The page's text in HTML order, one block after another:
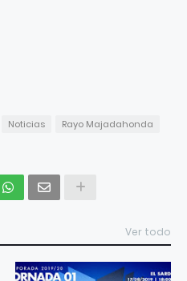
Noticias
Rayo Majadahonda
Ver todo